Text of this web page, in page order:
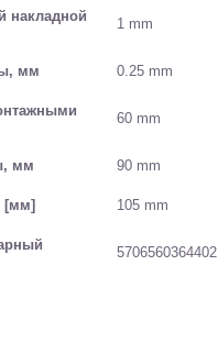
накладной
1 mm
мм 0.25 mm
60 mm
мм 90 mm
[мм] 105 mm
5706560364402